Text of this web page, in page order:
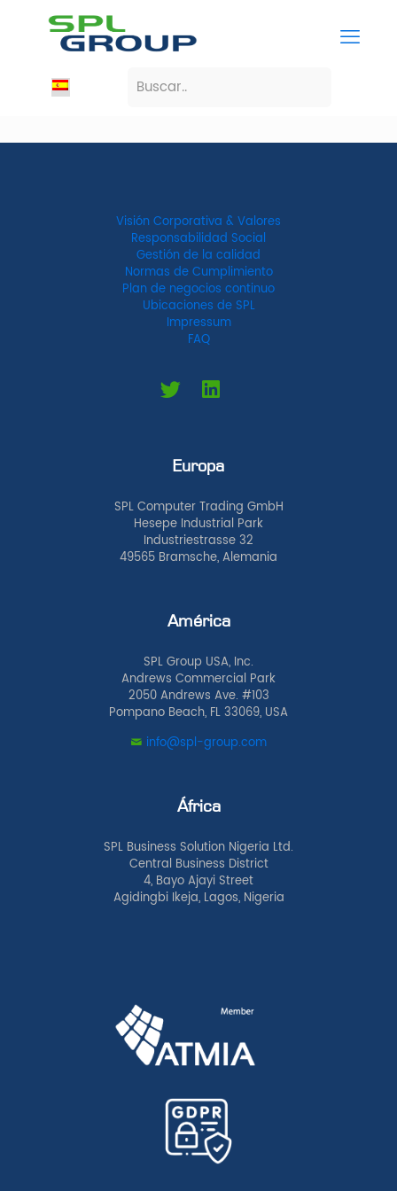
Visión Corporativa & Valores
Responsabilidad Social
Gestión de la calidad
Normas de Cumplimiento
Plan de negocios continuo
Ubicaciones de SPL
Impressum
FAQ
Europa
SPL Computer Trading GmbH
Hesepe Industrial Park
Industriestrasse 32
49565 Bramsche, Alemania
América
SPL Group USA, Inc.
Andrews Commercial Park
2050 Andrews Ave. #103
Pompano Beach, FL 33069, USA
info@spl-group.com
África
SPL Business Solution Nigeria Ltd.
Central Business District
4, Bayo Ajayi Street
Agidingbi Ikeja, Lagos, Nigeria